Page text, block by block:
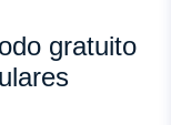
gratuito